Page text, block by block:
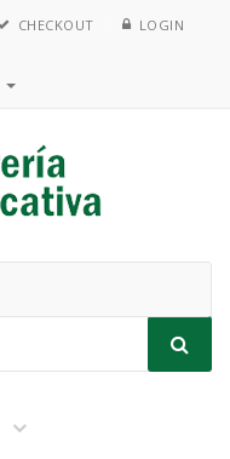
CHECKOUT LOGIN